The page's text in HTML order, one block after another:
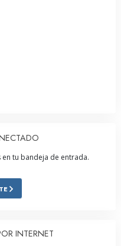
en tu bandeja de entrada.
INTERNET